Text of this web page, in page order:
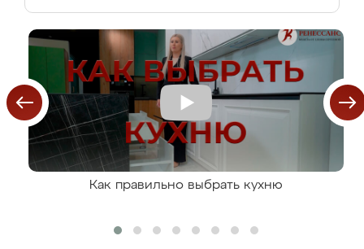
Как правильно выбрать кухню